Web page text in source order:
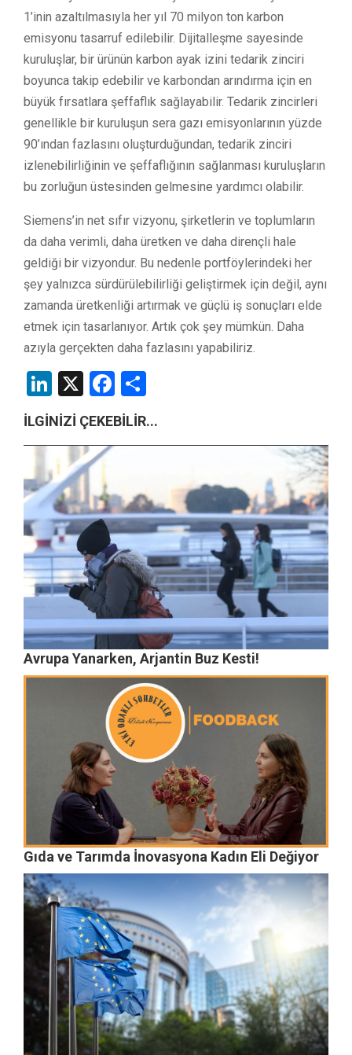
1’inin azaltılmasıyla her yıl 70 milyon ton karbon
emisyonu tasarruf edilebilir. Dijitalleşme sayesinde
kuruluşlar, bir ürünün karbon ayak izini tedarik zinciri
boyunca takip edebilir ve karbondan arındırma için en
büyük fırsatlara şeffaflık sağlayabilir. Tedarik zincirleri
genellikle bir kuruluşun sera gazı emisyonlarının yüzde
90’ından fazlasını oluşturduğundan, tedarik zinciri
izlenebilirliğinin ve şeffaflığının sağlanması kuruluşların
bu zorluğun üstesinden gelmesine yardımcı olabilir.
Siemens’in net sıfır vizyonu, şirketlerin ve toplumların
da daha verimli, daha üretken ve daha dirençli hale
geldiği bir vizyondur. Bu nedenle portföylerindeki her
şey yalnızca sürdürülebilirliği geliştirmek için değil, aynı
zamanda üretkenliği artırmak ve güçlü iş sonuçları elde
etmek için tasarlanıyor. Artık çok şey mümkün. Daha
azıyla gerçekten daha fazlasını yapabiliriz.
LinkedIn
X Facebook
İLGİNİZİ ÇEKEBİLİR...
Avrupa Yanarken, Arjantin Buz Kesti!
Gıda ve Tarımda İnovasyona Kadın Eli Değiyor